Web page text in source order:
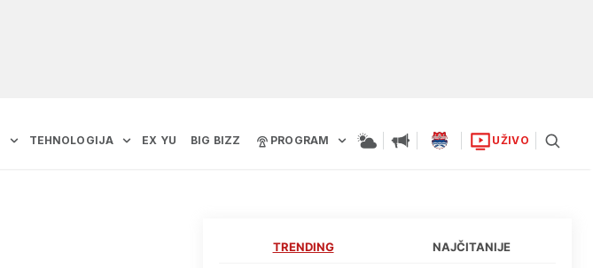
TEHNOLOGIJA EX YU BIG BIZZ PROGRAM UŽIVO
TRENDING NAJČITANIJE